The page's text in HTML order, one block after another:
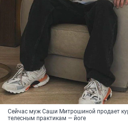
Сейчас муж Саши Митрошиной продает
телесным практикам — йоге